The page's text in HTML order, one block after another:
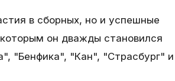
в сборных, но и успешные
он дважды становился
"Бенфика", "Кан", "Страсбург" и